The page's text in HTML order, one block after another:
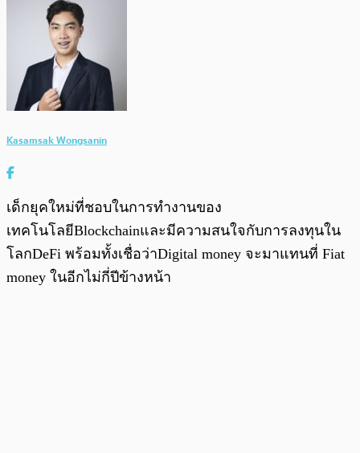
Kasamsak Wongsanin
เด็กยุคใหม่ที่ชอบในการทำงานของ
เทคโนโลยีBlockchainและมีความสนใจกับการลงทุนใน
โลกDeFi พร้อมทั้งเชื่อว่าDigital money จะมาแทนที่ Fiat
money ในอีกไม่กี่ปีข้างหน้า